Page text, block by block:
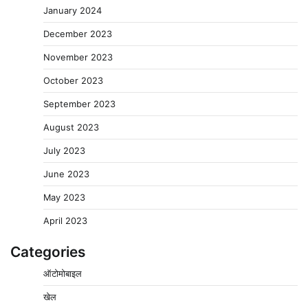
January 2024
December 2023
November 2023
October 2023
September 2023
August 2023
July 2023
June 2023
May 2023
April 2023
Categories
ऑटोमोबाइल
खेल